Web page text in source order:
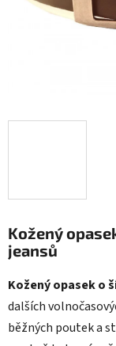
Kožený
jeansů
Kožený opasek o
dalších
běžných poutek a